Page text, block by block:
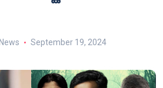
September 19, 2024